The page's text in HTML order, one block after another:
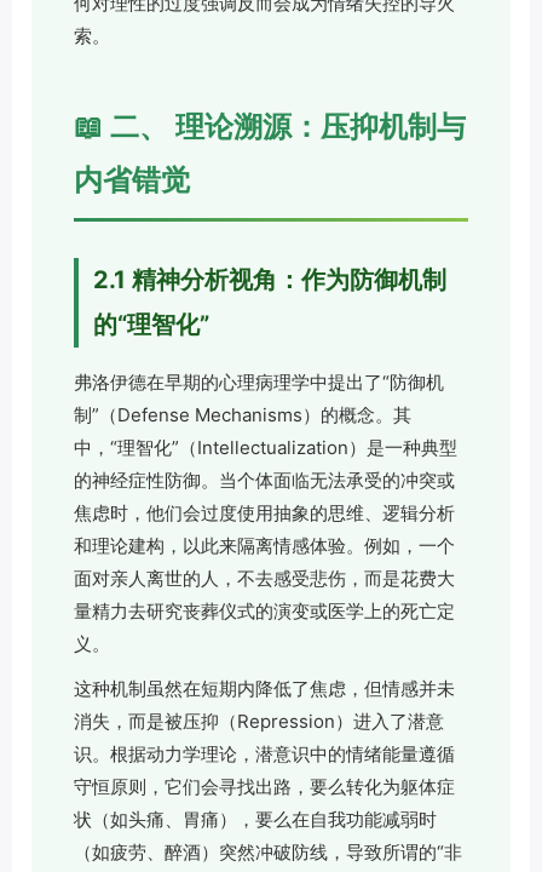
索。
📖 二、 理论溯源：压抑机制与
内省错觉
2.1 精神分析视角：作为防御机制
的“理智化”
弗洛伊德在早期的心理病理学中提出了“防御机
制”（Defense Mechanisms）的概念。其
中，“理智化”（Intellectualization）是一种典型
的神经症性防御。当个体面临无法承受的冲突或
焦虑时，他们会过度使用抽象的思维、逻辑分析
和理论建构，以此来隔离情感体验。例如，一个
面对亲人离世的人，不去感受悲伤，而是花费大
量精力去研究丧葬仪式的演变或医学上的死亡定
义。
这种机制虽然在短期内降低了焦虑，但情感并未
消失，而是被压抑（Repression）进入了潜意
识。根据动力学理论，潜意识中的情绪能量遵循
守恒原则，它们会寻找出路，要么转化为躯体症
状（如头痛、胃痛），要么在自我功能减弱时
（如疲劳、醉酒）突然冲破防线，导致所谓的“非